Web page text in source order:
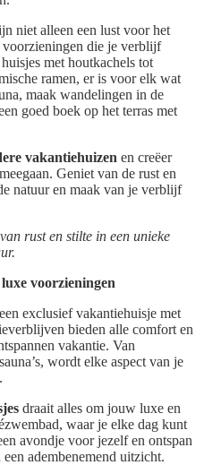
niet alleen een lust voor het
die je verblijf
met houtkachels tot
ramen, er is voor elk wat
maak wandelingen in de
goed boek op het terras met
vakantiehuizen en creëer
Geniet van de rust en
natuur en maak van je verblijf
rust en stilte in een unieke
voorzieningen
exclusief vakantiehuisje met
bieden alle comfort en
vakantie. Van
wordt elke aspect van je
draait alles om jouw luxe en
waar je elke dag kunt
avondje voor jezelf en ontspan
adembenemend uitzicht.